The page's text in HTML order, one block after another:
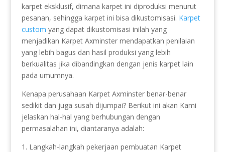
karpet eksklusif, dimana karpet ini diproduksi menurut
pesanan, sehingga karpet ini bisa dikustomisasi. Karpet
custom yang dapat dikustomisasi inilah yang
menjadikan Karpet Axminster mendapatkan penilaian
yang lebih bagus dan hasil produksi yang lebih
berkualitas jika dibandingkan dengan jenis karpet lain
pada umumnya.
Kenapa perusahaan Karpet Axminster benar-benar
sedikit dan juga susah dijumpai? Berikut ini akan Kami
jelaskan hal-hal yang berhubungan dengan
permasalahan ini, diantaranya adalah:
1. Langkah-langkah pekerjaan pembuatan Karpet